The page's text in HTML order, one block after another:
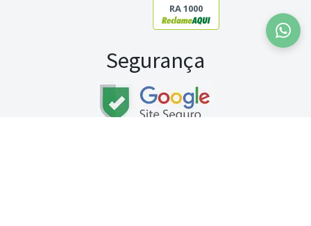
RA 1000
Segurança